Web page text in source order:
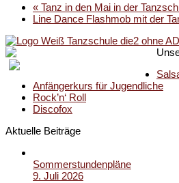
« Tanz in den Mai in der
Line Dance Flashmob mit der
Anfängerkurs für Jugendliche
Rock’n‘ Roll
Discofox
Aktuelle Beiträge
Sommerstundenpläne
9. Juli 2026